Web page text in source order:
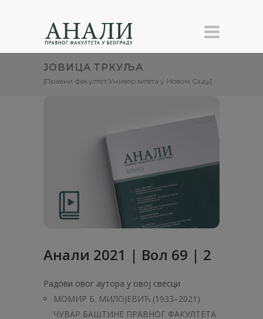
ЈОВИЦА ТРКУЉА
[Правни факултет Универзитета у Новом Саду]
Анали 2021 | Вол 69 | 2
Радови овог аутора у овој свесци
МОМИР Б. МИЛОЈЕВИЋ (1933–2021)
ЧУВАР БАШТИНЕ ПРАВНОГ ФАКУЛТЕТА